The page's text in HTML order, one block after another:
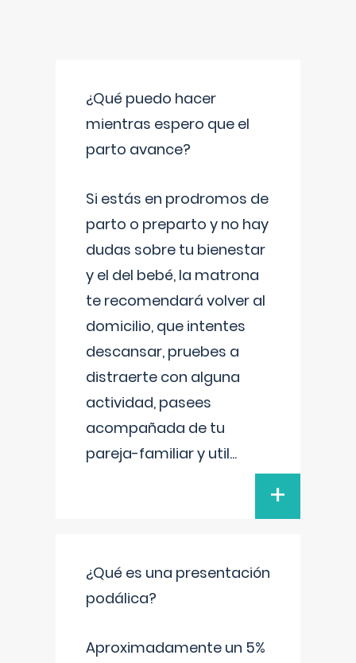
¿Qué puedo hacer
mientras espero que el
parto avance?
Si estás en prodromos de
parto o preparto y no hay
dudas sobre tu bienestar
y el del bebé, la matrona
te recomendará volver al
domicilio, que intentes
descansar, pruebes a
distraerte con alguna
actividad, pasees
acompañada de tu
pareja-familiar y util...
+
¿Qué es una presentación
podálica?
Aproximadamente un 5%